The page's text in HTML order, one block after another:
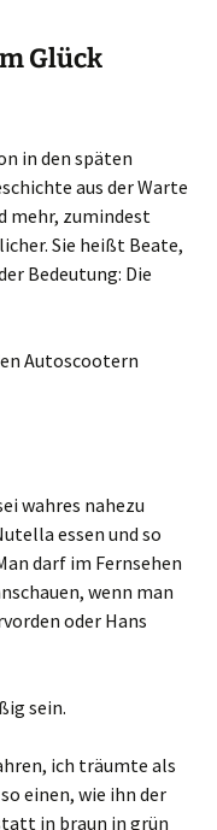
Glück
in den späten
aus der Warte
mehr, zumindest
Sie heißt Beate,
Bedeutung: Die
Autoscootern
wahres nahezu
essen und so
darf im Fernsehen
wenn man
oder Hans
sein.
ich träumte als
einen, wie ihn der
in braun in grün